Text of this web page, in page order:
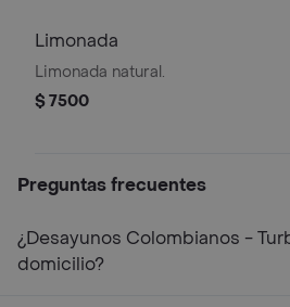
Limonada
Limonada natural.
$ 7500
Preguntas frecuentes
¿Desayunos Colombianos -
domicilio?